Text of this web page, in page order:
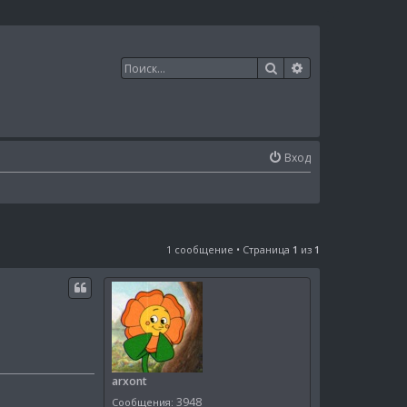
Поиск
Вход
1 сообщение • Страница 1 из 1
arxont
Сообщения: 3948